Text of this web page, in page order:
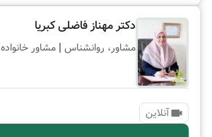
دکتر مهناز فاضلی کبریا
مشاور، روانشناس | مشاور خانواده
آنلاین